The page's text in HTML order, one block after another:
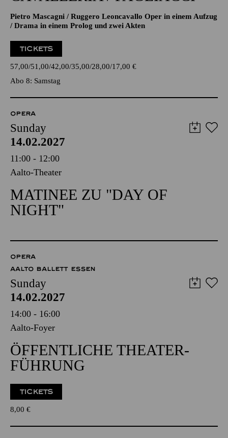
Pietro Mascagni / Ruggero Leoncavallo Oper in einem Aufzug
/ Drama in einem Prolog und zwei Akten
TICKETS
57,00 51,00 42,00 35,00 28,00 17,00 €
Abo 8: Samstag
OPERA
Sunday
14.02.2027
11:00 - 12:00
Aalto-Theater
MATINEE ZU "DAY OF
NIGHT"
OPERA
AALTO BALLETT ESSEN
Sunday
14.02.2027
14:00 - 16:00
Aalto-Foyer
ÖFFENTLICHE THEATER­
FÜHRUNG
TICKETS
8,00 €